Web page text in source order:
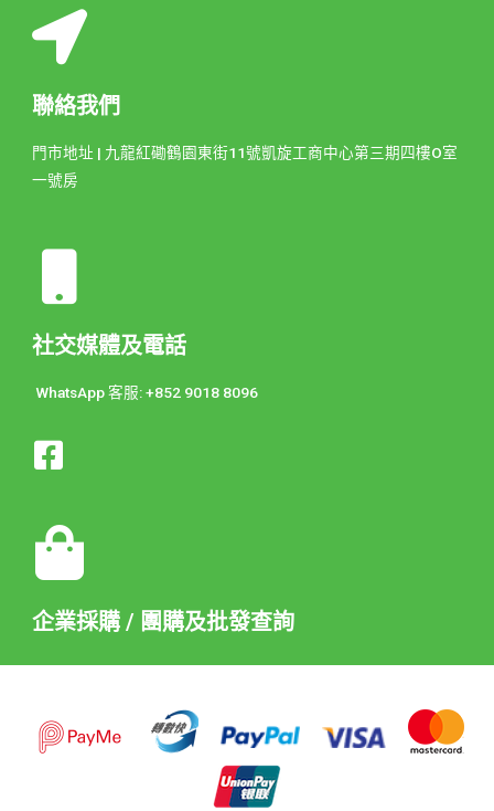
聯絡我們
門市地址 | 九龍紅磡鶴園東街11號凱旋工商中心第三期四樓O室
一號房
社交媒體及電話
WhatsApp 客服: +852 9018 8096
企業採購 / 團購及批發查詢